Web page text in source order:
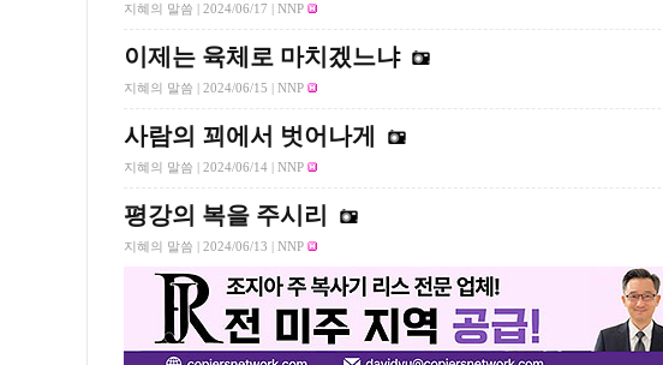
지혜의 말씀 | 2024/06/17 | NNP
이제는 육체로 마치겠느냐
지혜의 말씀 | 2024/06/15 | NNP
사람의 꾀에서 벗어나게
지혜의 말씀 | 2024/06/14 | NNP
평강의 복을 주시리
지혜의 말씀 | 2024/06/13 | NNP